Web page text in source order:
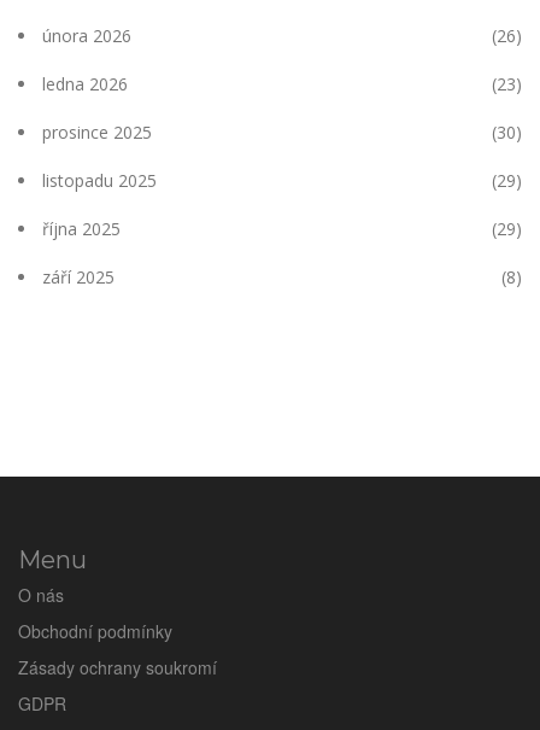
února 2026 (26)
ledna 2026 (23)
prosince 2025 (30)
listopadu 2025 (29)
října 2025 (29)
září 2025 (8)
Menu
O nás
Obchodní podmínky
Zásady ochrany soukromí
GDPR